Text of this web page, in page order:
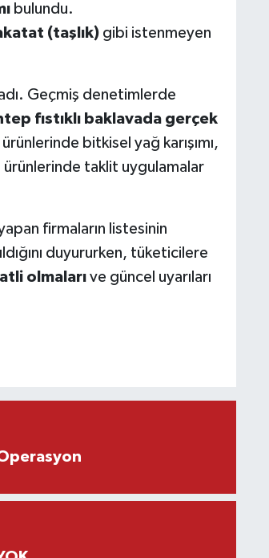
bulundu.
(taşlık)gibi istenmeyen
Geçmiş denetimlerde
fıstıklı baklavada gerçek
bitkisel yağ karışımı,
ürünlerinde taklit uygulamalar
firmaların listesinin
duyururken, tüketicilere
olmalarıve güncel uyarıları